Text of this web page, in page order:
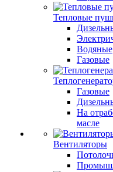
Тепловые
Водяные
Газовые
Газовые
На
масле
Вентиляторы